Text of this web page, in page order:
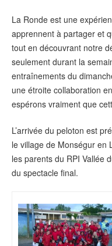
La Ronde est une
apprennent à partager et
tout en découvrant notre
seulement durant la
entraînements du
une étroite collaboration
espérons vraiment que
L’arrivée du peloton est
le village de Monségur en
les parents du RPI Vallée
du spectacle final.